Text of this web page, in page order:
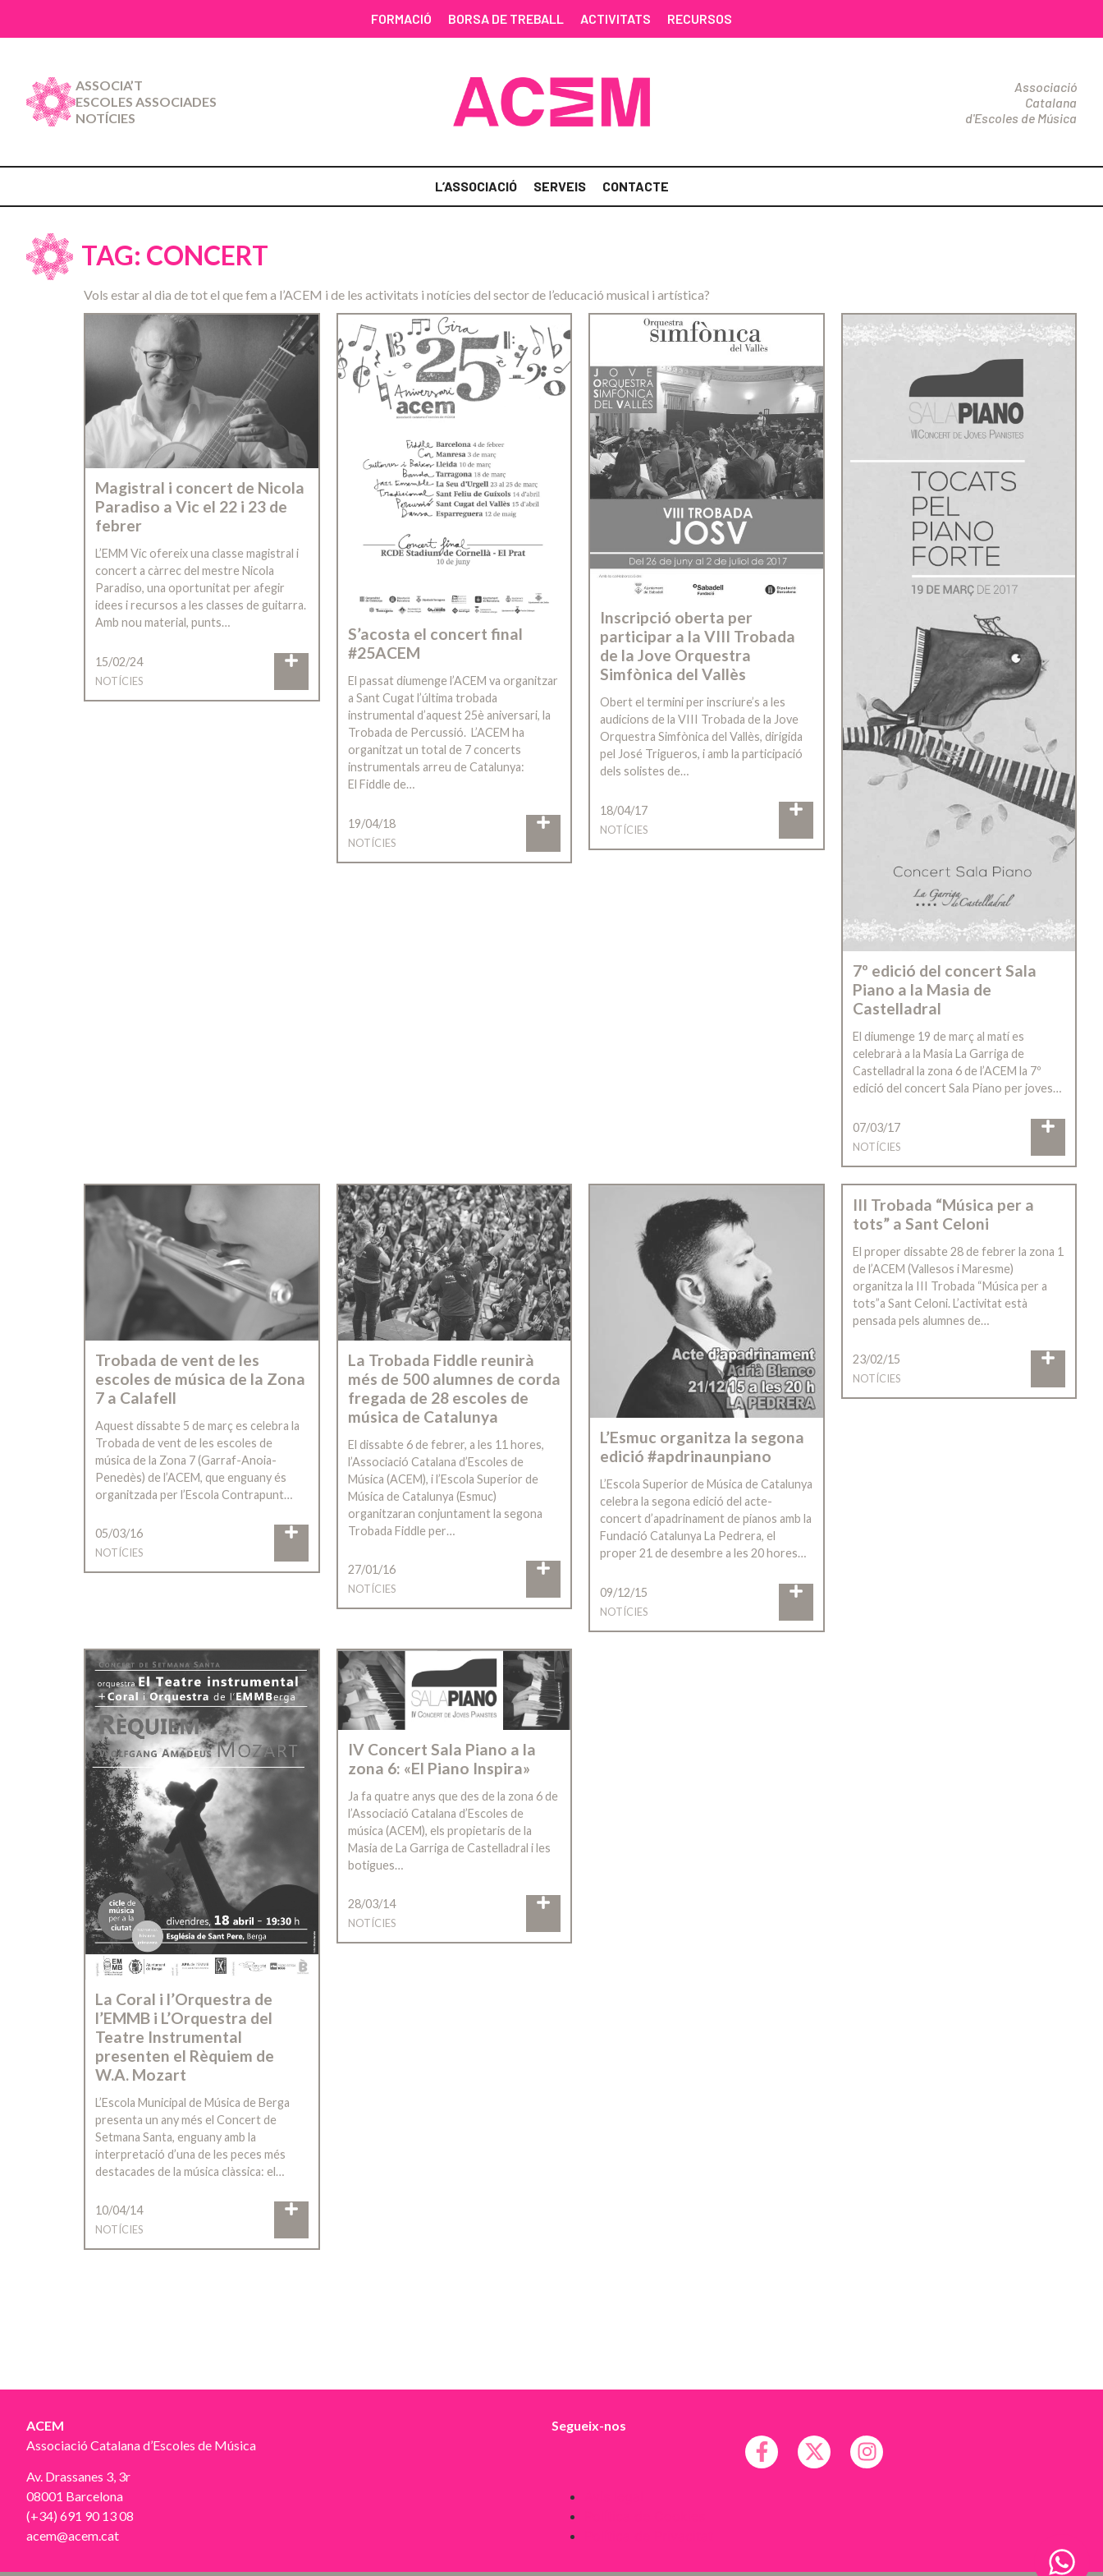
FORMACIÓ BORSA DE TREBALL ACTIVITATS RECURSOS
ASSOCIA’T
ESCOLES ASSOCIADES
NOTÍCIES
Associació
Catalana
d'Escoles de Música
L’ASSOCIACIÓ SERVEIS CONTACTE
TAG: CONCERT
Vols estar al dia de tot el que fem a l’ACEM i de les activitats i notícies del sector de l’educació musical i artística?
Magistral i concert de Nicola
Paradiso a Vic el 22 i 23 de
febrer
L’EMM Vic ofereix una classe magistral i
concert a càrrec del mestre Nicola
Paradiso, una oportunitat per afegir
idees i recursos a les classes de guitarra.
Amb nou material, punts…
15/02/24
NOTÍCIES
S’acosta el concert final
#25ACEM
El passat diumenge l’ACEM va organitzar
a Sant Cugat l’última trobada
instrumental d’aquest 25è aniversari, la
Trobada de Percussió. L’ACEM ha
organitzat un total de 7 concerts
instrumentals arreu de Catalunya:
El Fiddle de…
19/04/18
NOTÍCIES
Inscripció oberta per
participar a la VIII Trobada
de la Jove Orquestra
Simfònica del Vallès
Obert el termini per inscriure’s a les
audicions de la VIII Trobada de la Jove
Orquestra Simfònica del Vallès, dirigida
pel José Trigueros, i amb la participació
dels solistes de…
18/04/17
NOTÍCIES
7º edició del concert Sala
Piano a la Masia de
Castelladral
El diumenge 19 de març al matí es
celebrarà a la Masia La Garriga de
Castelladral la zona 6 de l’ACEM la 7º
edició del concert Sala Piano per joves…
07/03/17
NOTÍCIES
Trobada de vent de les
escoles de música de la Zona
7 a Calafell
Aquest dissabte 5 de març es celebra la
Trobada de vent de les escoles de
música de la Zona 7 (Garraf-Anoia-
Penedès) de l’ACEM, que enguany és
organitzada per l’Escola Contrapunt…
05/03/16
NOTÍCIES
La Trobada Fiddle reunirà
més de 500 alumnes de corda
fregada de 28 escoles de
música de Catalunya
El dissabte 6 de febrer, a les 11 hores,
l’Associació Catalana d’Escoles de
Música (ACEM), i l’Escola Superior de
Música de Catalunya (Esmuc)
organitzaran conjuntament la segona
Trobada Fiddle per…
27/01/16
NOTÍCIES
L’Esmuc organitza la segona
edició #apdrinaunpiano
L’Escola Superior de Música de Catalunya
celebra la segona edició del acte-
concert d’apadrinament de pianos amb la
Fundació Catalunya La Pedrera, el
proper 21 de desembre a les 20 hores…
09/12/15
NOTÍCIES
III Trobada “Música per a
tots” a Sant Celoni
El proper dissabte 28 de febrer la zona 1
de l’ACEM (Vallesos i Maresme)
organitza la III Trobada “Música per a
tots”a Sant Celoni. L’activitat està
pensada pels alumnes de…
23/02/15
NOTÍCIES
La Coral i l’Orquestra de
l’EMMB i L’Orquestra del
Teatre Instrumental
presenten el Rèquiem de
W.A. Mozart
L’Escola Municipal de Música de Berga
presenta un any més el Concert de
Setmana Santa, enguany amb la
interpretació d’una de les peces més
destacades de la música clàssica: el…
10/04/14
NOTÍCIES
IV Concert Sala Piano a la
zona 6: «El Piano Inspira»
Ja fa quatre anys que des de la zona 6 de
l’Associació Catalana d’Escoles de
música (ACEM), els propietaris de la
Masia de La Garriga de Castelladral i les
botigues…
28/03/14
NOTÍCIES
ACEM
Associació Catalana d’Escoles de Música
Av. Drassanes 3, 3r
08001 Barcelona
(+34) 691 90 13 08
acem@acem.cat
Segueix-nos